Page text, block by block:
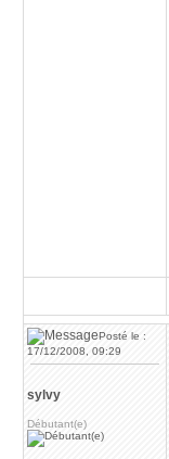
Posté le :
17/12/2008, 09:29
sylvy
Débutant(e)